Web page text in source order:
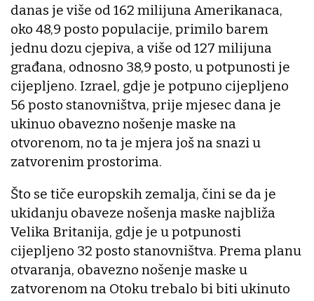
danas je više od 162 milijuna Amerikanaca,
oko 48,9 posto populacije, primilo barem
jednu dozu cjepiva, a više od 127 milijuna
građana, odnosno 38,9 posto, u potpunosti je
cijepljeno. Izrael, gdje je potpuno cijepljeno
56 posto stanovništva, prije mjesec dana je
ukinuo obavezno nošenje maske na
otvorenom, no ta je mjera još na snazi u
zatvorenim prostorima.
Što se tiče europskih zemalja, čini se da je
ukidanju obaveze nošenja maske najbliža
Velika Britanija, gdje je u potpunosti
cijepljeno 32 posto stanovništva. Prema planu
otvaranja, obavezno nošenje maske u
zatvorenom na Otoku trebalo bi biti ukinuto